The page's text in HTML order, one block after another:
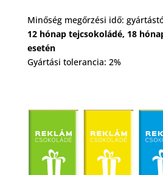
Minőség megőrzési idő:
12 hónap tejcsokoládé, 18
esetén
Gyártási tolerancia: 2%